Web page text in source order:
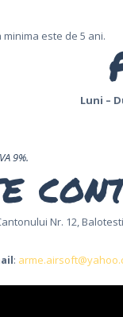
este de 5 ani.
9%.
Luni –
Nr. 12,
: